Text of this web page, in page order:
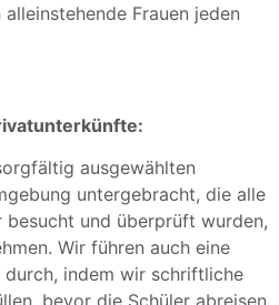
Frauen jeden
ausgewählten
untergebracht, die alle
und überprüft wurden,
Wir führen auch eine
indem wir schriftliche
bevor die Schüler abreisen.